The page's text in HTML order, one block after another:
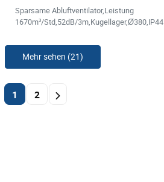
Sparsame Abluftventilator,Leistung
1670m³/Std,52dB/3m,Kugellager,Ø380,IP44
Mehr sehen (21)
1 2